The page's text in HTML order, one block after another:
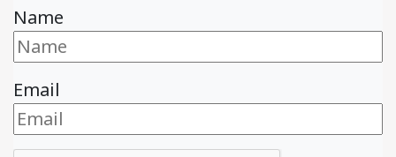
Name
Email